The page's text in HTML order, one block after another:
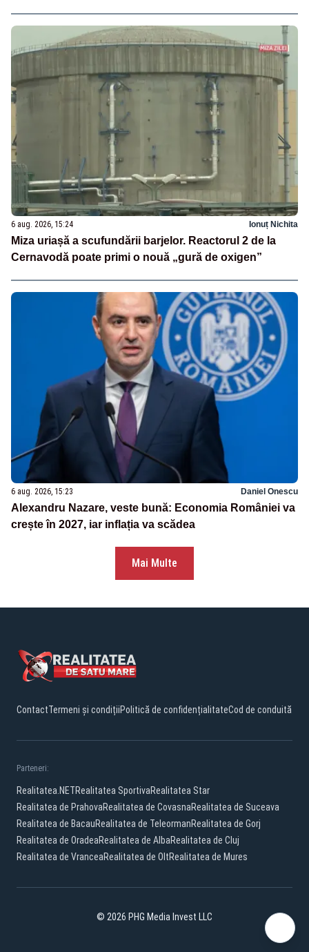
6 aug. 2026, 15:24 Ionuț Nichita
Miza uriașă a scufundării barjelor. Reactorul 2 de la
Cernavodă poate primi o nouă „gură de oxigen”
6 aug. 2026, 15:23 Daniel Onescu
Alexandru Nazare, veste bună: Economia României va
crește în 2027, iar inflația va scădea
Mai Multe
ContactTermeni și condițiiPolitică de confidențialitateCod de conduită
Parteneri:
Realitatea.NETRealitatea SportivaRealitatea Star
Realitatea de PrahovaRealitatea de CovasnaRealitatea de Suceava
Realitatea de BacauRealitatea de TeleormanRealitatea de Gorj
Realitatea de OradeaRealitatea de AlbaRealitatea de Cluj
Realitatea de VranceaRealitatea de OltRealitatea de Mures
© 2026 PHG Media Invest LLC